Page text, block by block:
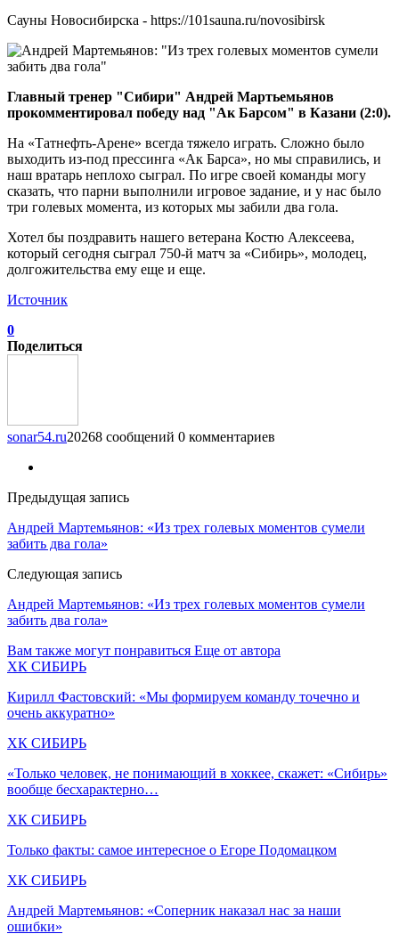
Сауны Новосибирска - https://101sauna.ru/novosibirsk
Главный тренер "Сибири" Андрей Мартьемьянов
прокомментировал победу над "Ак Барсом" в Казани (2:0).
На «Татнефть-Арене» всегда тяжело играть. Сложно было
выходить из-под прессинга «Ак Барса», но мы справились, и
наш вратарь неплохо сыграл. По игре своей команды могу
сказать, что парни выполнили игровое задание, и у нас было
три голевых момента, из которых мы забили два гола.
Хотел бы поздравить нашего ветерана Костю Алексеева,
который сегодня сыграл 750-й матч за «Сибирь», молодец,
долгожительства ему еще и еще.
Источник
0
Поделиться
sonar54.ru20268 сообщений 0 комментариев
Предыдущая запись
Андрей Мартемьянов: «Из трех голевых моментов сумели
забить два гола»
Следующая запись
Андрей Мартемьянов: «Из трех голевых моментов сумели
забить два гола»
Вам также могут понравиться Еще от автора
ХК СИБИРЬ
Кирилл Фастовский: «Мы формируем команду точечно и
очень аккуратно»
ХК СИБИРЬ
«Только человек, не понимающий в хоккее, скажет: «Сибирь»
вообще бесхарактерно…
ХК СИБИРЬ
Только факты: самое интересное о Егоре Подомацком
ХК СИБИРЬ
Андрей Мартемьянов: «Соперник наказал нас за наши
ошибки»